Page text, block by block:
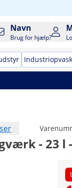
Navn
Brug for hjælp?
- 23 l